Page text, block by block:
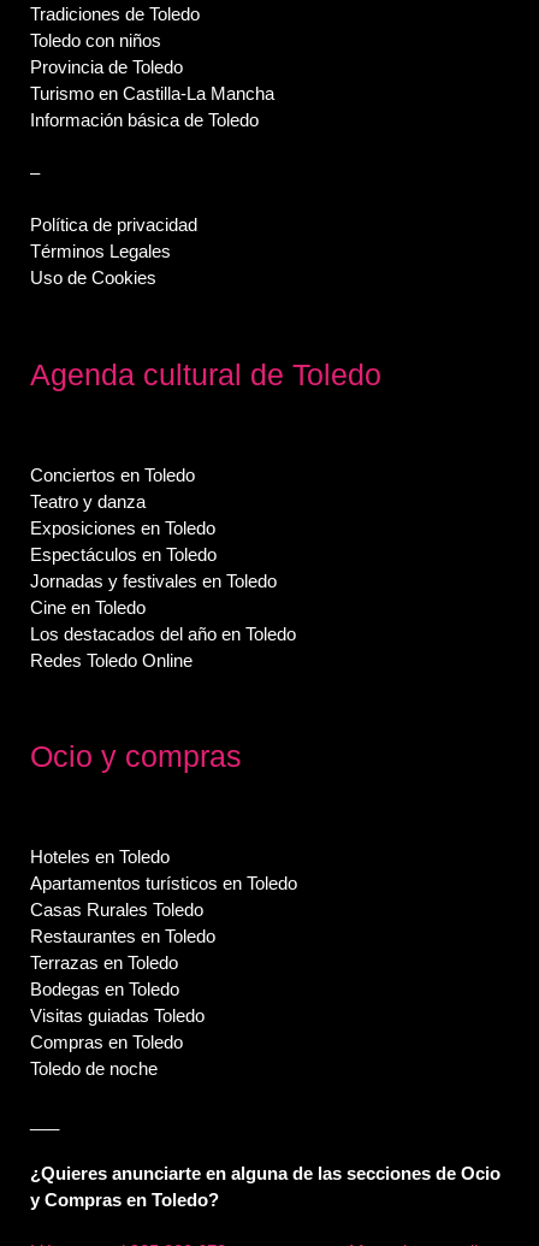
Tradiciones de Toledo
Toledo con niños
Provincia de Toledo
Turismo en Castilla-La Mancha
Información básica de Toledo
–
Política de privacidad
Términos Legales
Uso de Cookies
Agenda cultural de Toledo
Conciertos en Toledo
Teatro y danza
Exposiciones en Toledo
Espectáculos en Toledo
Jornadas y festivales en Toledo
Cine en Toledo
Los destacados del año en Toledo
Redes Toledo Online
Ocio y compras
Hoteles en Toledo
Apartamentos turísticos en Toledo
Casas Rurales Toledo
Restaurantes en Toledo
Terrazas en Toledo
Bodegas en Toledo
Visitas guiadas Toledo
Compras en Toledo
Toledo de noche
¿Quieres anunciarte en alguna de las secciones de Ocio
y Compras en Toledo?